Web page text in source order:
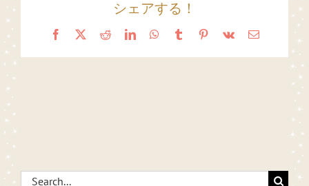
シェアする！
Facebook
X RedditLinkedInWhatsApp
TumblrPinterest
Vk Email
Search